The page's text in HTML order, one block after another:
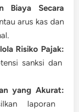
Biaya Secara
arus kas dan
Risiko Pajak:
sanksi dan
yang Akurat:
laporan